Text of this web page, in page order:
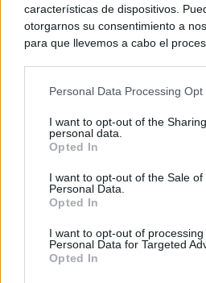
características de dispositivos.
otorgarnos su consentimiento a
para que llevemos a cabo el
negar su consentimiento. Tenga en
de su consentimiento, pero usted
rechazar tal procesamiento. Sus
cualquier momento entrando de
visitando nuestra política de
Personal Data Processing Opt
I want to opt-out of the
personal data.
Opted In
I want to opt-out of the Sale of
Personal Data.
Opted In
I want to opt-out of processing
Personal Data for Targeted
Opted In